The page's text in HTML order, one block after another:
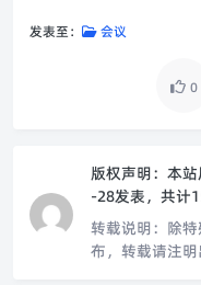
发表至： 会议
0
版权声明： 本
-28发表，共计
转载说明： 除
布，转载请注明